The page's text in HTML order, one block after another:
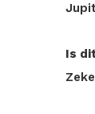
Is